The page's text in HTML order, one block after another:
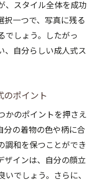
、スタイル全体を成功
択一つで、写真に残る
でしょう。したがっ
、自分らしい成人式ス
のポイント
かのポイントを押さえ
分の着物の色や柄に合
調和を保つことができ
ザインは、自分の顔立
でしょう。さらに、